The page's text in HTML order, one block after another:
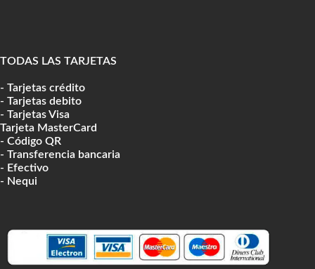
TODAS LAS TARJETAS
- Tarjetas crédito
- Tarjetas debito
- Tarjetas Visa
Tarjeta MasterCard
- Código QR
- Transferencia bancaria
- Efectivo
- Nequi